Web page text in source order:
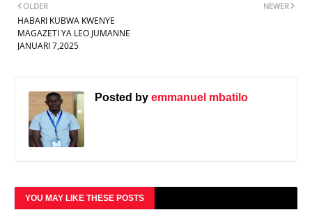
NEWER
OLDER
HABARI KUBWA KWENYE
MAGAZETI YA LEO JUMANNE
JANUARI 7,2025
Posted by emmanuel mbatilo
YOU MAY LIKE THESE POSTS